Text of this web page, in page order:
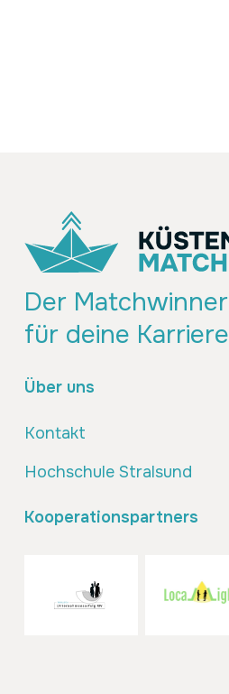
Der Matchwinner
für deine Karriere
Über uns
Kontakt
Hochschule Stralsund
Kooperationspartners